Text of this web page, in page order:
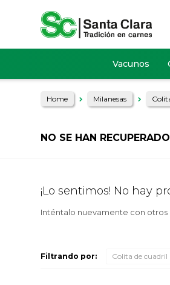
Vacunos
Home Milanesas
NO SE HAN
¡Lo sentimos! No hay
Inténtalo nuevamente con otros
Filtrando por: Colita de cuadril